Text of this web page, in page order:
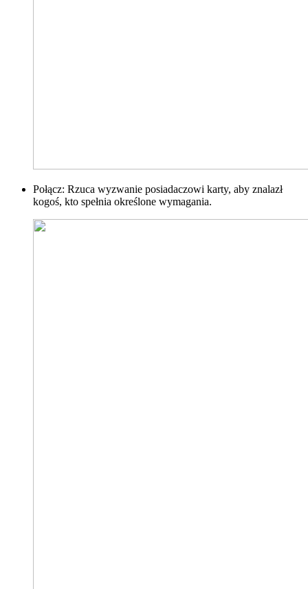
Połącz: Rzuca wyzwanie posiadaczowi karty, aby znalazł
kogoś, kto spełnia określone wymagania.